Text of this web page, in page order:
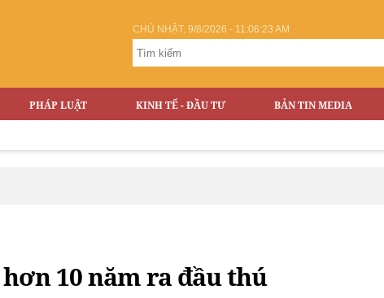
CHỦ NHẬT, 9/8/2026 - 11:06:24 AM
PHÁP LUẬT KINH TẾ - ĐẦU TƯ BẢN TIN MEDIA
10 năm ra đầu thú